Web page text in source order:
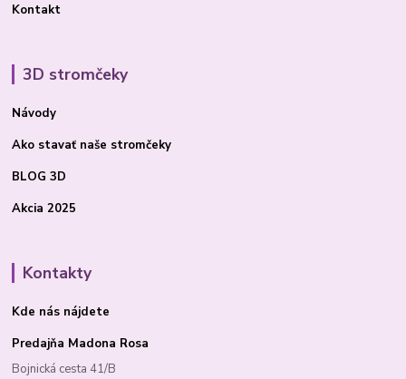
Kontakt
3D stromčeky
Návody
Ako stavať naše stromčeky
BLOG 3D
Akcia 2025
Kontakty
Kde nás nájdete
Predajňa Madona Rosa
Bojnická cesta 41/B